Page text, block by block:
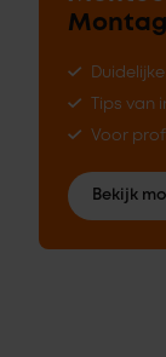
Tips van
Voor
Bekijk